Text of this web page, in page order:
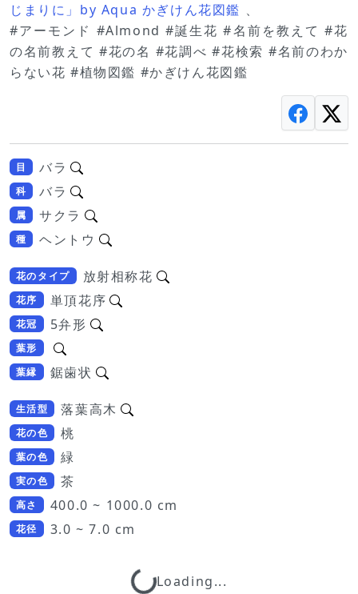
じまりに」by Aqua かぎけん花図鑑 、
#アーモンド #Almond #誕生花 #名前を教えて #花
の名前教えて #花の名 #花調べ #花検索 #名前のわか
らない花 #植物図鑑 #かぎけん花図鑑
目 バラ
科 バラ
属 サクラ
種 ヘントウ
花のタイプ 放射相称花
花序 単頂花序
花冠 5弁形
葉形
葉縁
鋸歯状
生活型 落葉高木
花の色 桃
葉の色 緑
実の色 茶
高さ 400.0 ~ 1000.0 cm
花径 3.0 ~ 7.0 cmLoading...Loading...